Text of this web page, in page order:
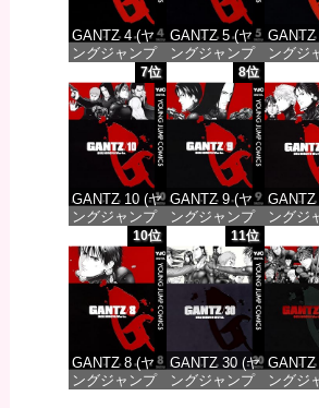
GANTZ 4 (ヤ
ングジャンプ
コミックス
DIGITAL)
価格：¥100
GANTZ 5 (ヤ
ングジャンプ
コミックス
DIGITAL)
価格：¥100
GANTZ
ングジ
コミッ
価格
7位
GANTZ 10 (ヤ
ングジャンプ
コミックス
DIGITAL)
価格：¥100
8位
GANTZ 9 (ヤ
ングジャンプ
コミックス
DIGITAL)
価格：¥100
GANTZ
ングジ
コミッ
価格
10位
GANTZ 8 (ヤ
ングジャンプ
11位
GANTZ 30 (ヤ
ングジャンプ
GANTZ
ングジ
コミッ